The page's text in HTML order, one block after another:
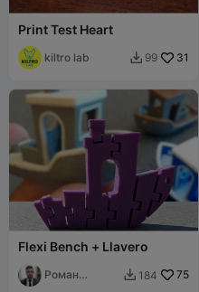
Print Test Heart
kiltro lab  99 31
Flexi Bench + Llavero
Роман
 184 75